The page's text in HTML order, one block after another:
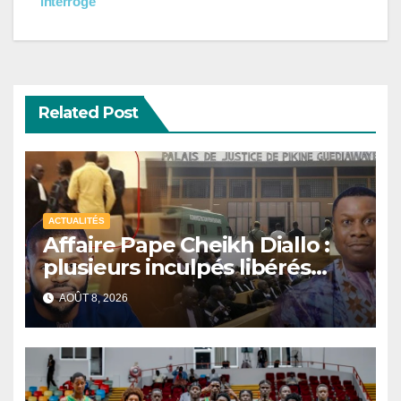
Related Post
ACTUALITÉS
Affaire Pape Cheikh Diallo :
plusieurs inculpés libérés
après un non-lieu partiel
AOÛT 8, 2026